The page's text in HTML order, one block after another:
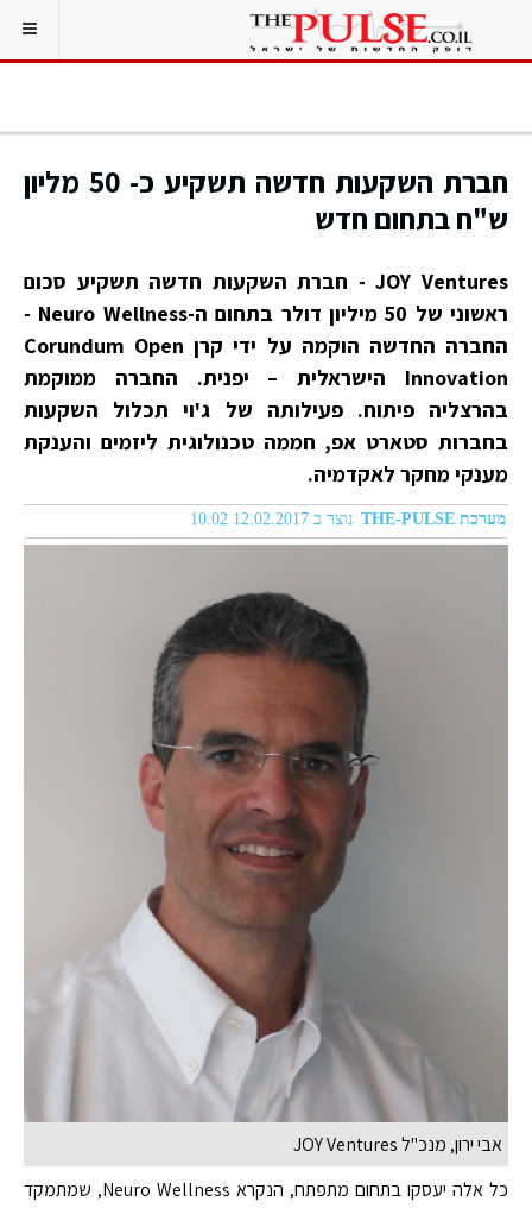
חברת השקעות חדשה תשקיע כ- 50 מליון
ש"ח בתחום חדש
JOY Ventures - חברת השקעות חדשה תשקיע סכום
ראשוני של 50 מיליון דולר בתחום ה-Neuro Wellness -
החברה החדשה הוקמה על ידי קרן Corundum Open
Innovation הישראלית – יפנית. החברה ממוקמת
בהרצליה פיתוח. פעילותה של ג'וי תכלול השקעות
בחברות סטארט אפ, חממה טכנולוגית ליזמים והענקת
מענקי מחקר לאקדמיה.
מערכת THE-PULSE נוצר ב 12.02.2017 10:02
אבי ירון, מנכ"ל JOY Ventures
כל אלה יעסקו בתחום מתפתח, הנקרא Neuro Wellness, שמתמקד